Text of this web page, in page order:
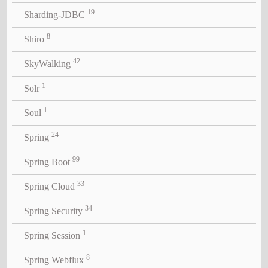
Sharding-JDBC 19
Shiro 8
SkyWalking 42
Solr 1
Soul 1
Spring 24
Spring Boot 99
Spring Cloud 33
Spring Security 34
Spring Session 1
Spring Webflux 8